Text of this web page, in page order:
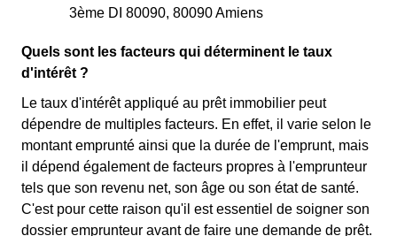
3ème DI 80090, 80090 Amiens
Quels sont les facteurs qui déterminent le taux
d'intérêt ?
Le taux d'intérêt appliqué au prêt immobilier peut
dépendre de multiples facteurs. En effet, il varie selon le
montant emprunté ainsi que la durée de l'emprunt, mais
il dépend également de facteurs propres à l'emprunteur
tels que son revenu net, son âge ou son état de santé.
C'est pour cette raison qu'il est essentiel de soigner son
dossier emprunteur avant de faire une demande de prêt.